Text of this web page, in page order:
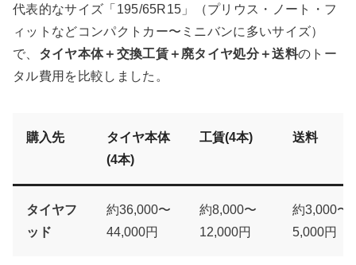
代表的なサイズ「195/65R15」（プリウス・ノート・フ
ィットなどコンパクトカー〜ミニバンに多いサイズ）
で、 タイヤ本体＋交換工賃＋廃タイヤ処分＋送料のトー
タル費用を比較しました。
購入先
タイヤ本体
(4本)
工賃(4本) 送料
タイヤフ
ッド
約36,000〜
44,000円
約8,000〜
12,000円
約3,000〜
5,000円